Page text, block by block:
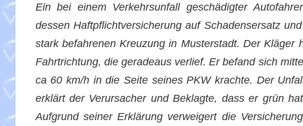
Ein bei einem Verkehrsunfall geschädigter
dessen Haftpflichtversicherung auf Schadensersatz
stark befahrenen Kreuzung in Musterstadt. Der
Fahrtrichtung, die geradeaus verlief. Er befand sich
ca 60 km/h in die Seite seines PKW krachte. Der
erklärt der Verursacher und Beklagte, dass er grün
Aufgrund seiner Erklärung verweigert die